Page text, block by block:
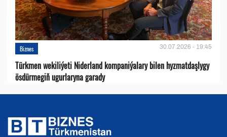
Biznes 30.07.2026 - 19:45
Türkmen wekiliýeti Niderland kompaniýalary bilen hyzmatdaşlygy
ösdürmegiň ugurlaryna garady